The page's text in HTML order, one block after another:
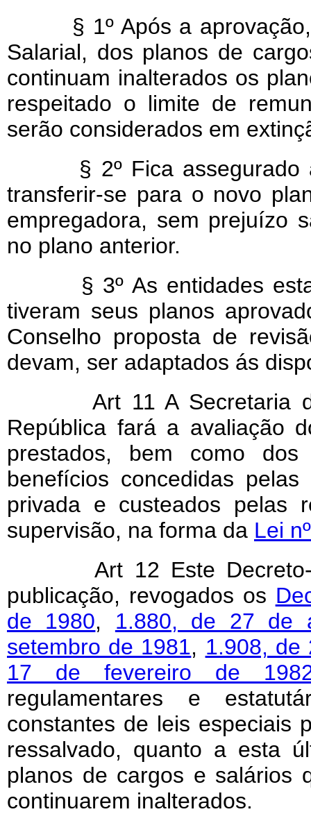
§ 1º Após a
Salarial, dos planos de
continuam inalterados os
respeitado o limite de
serão considerados em
§ 2º Fica assegurado
transferir-se para o novo
empregadora, sem prejuízo
no plano anterior.
§ 3º As entidades
tiveram seus planos
Conselho proposta de
devam, ser adaptados ás
Art 11 A Secretaria
República fará a avaliação
prestados, bem como
benefícios concedidas
privada e custeados pelas
supervisão, na forma da Lei
Art 12 Este
publicação, revogados os
de 1980, 1.880, de 27 de
setembro de 1981, 1.908, de
17 de fevereiro de
regulamentares e
constantes de leis especiais
ressalvado, quanto a esta
planos de cargos e salários
continuarem inalterados.